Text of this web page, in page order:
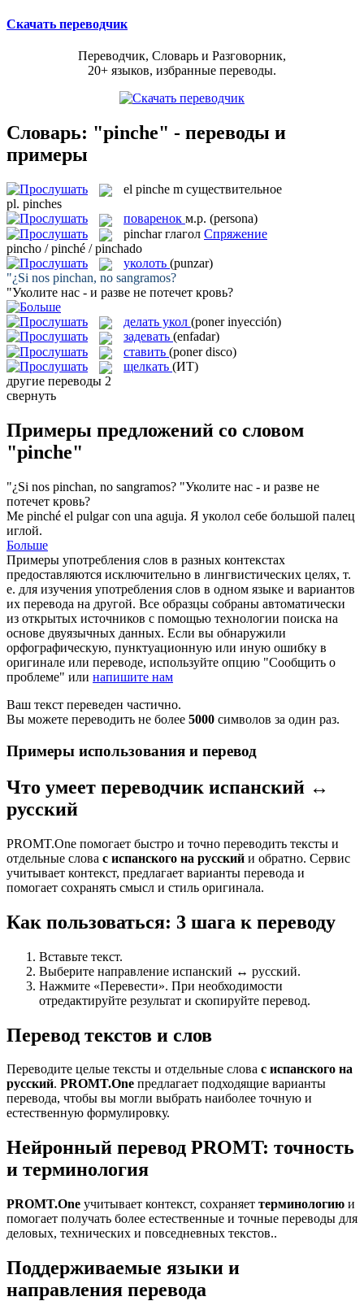
Скачать переводчик
Переводчик, Словарь и Разговорник,
20+ языков, избранные переводы.
Словарь: "pinche" - переводы и
примеры
el pinche m существительное
pl. pinches
поваренок м.р. (persona)
pinchar глагол Спряжение
pincho / pinché / pinchado
уколоть (punzar)
"¿Si nos pinchan, no sangramos?
"Уколите нас - и разве не потечет кровь?
делать укол (poner inyección)
задевать (enfadar)
ставить (poner disco)
щелкать (ИТ)
другие переводы 2
свернуть
Примеры предложений со словом
"pinche"
"¿Si nos pinchan, no sangramos? "Уколите нас - и разве не
потечет кровь?
Me pinché el pulgar con una aguja. Я уколол себе большой палец
иглой.
Больше
Примеры употребления слов в разных контекстах
предоставляются исключительно в лингвистических целях, т.
е. для изучения употребления слов в одном языке и вариантов
их перевода на другой. Все образцы собраны автоматически
из открытых источников с помощью технологии поиска на
основе двуязычных данных. Если вы обнаружили
орфографическую, пунктуационную или иную ошибку в
оригинале или переводе, используйте опцию "Сообщить о
проблеме" или напишите нам
Ваш текст переведен частично.
Вы можете переводить не более 5000 символов за один раз.
Примеры использования и перевод
Что умеет переводчик испанский ↔
русский
PROMT.One помогает быстро и точно переводить тексты и
отдельные слова с испанского на русский и обратно. Сервис
учитывает контекст, предлагает варианты перевода и
помогает сохранять смысл и стиль оригинала.
Как пользоваться: 3 шага к переводу
Вставьте текст.
Выберите направление испанский ↔ русский.
Нажмите «Перевести». При необходимости
отредактируйте результат и скопируйте перевод.
Перевод текстов и слов
Переводите целые тексты и отдельные слова с испанского на
русский. PROMT.One предлагает подходящие варианты
перевода, чтобы вы могли выбрать наиболее точную и
естественную формулировку.
Нейронный перевод PROMT: точность
и терминология
PROMT.One учитывает контекст, сохраняет терминологию и
помогает получать более естественные и точные переводы для
деловых, технических и повседневных текстов..
Поддерживаемые языки и
направления перевода